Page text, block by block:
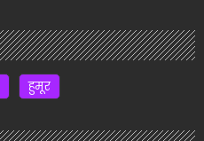
हुमूर